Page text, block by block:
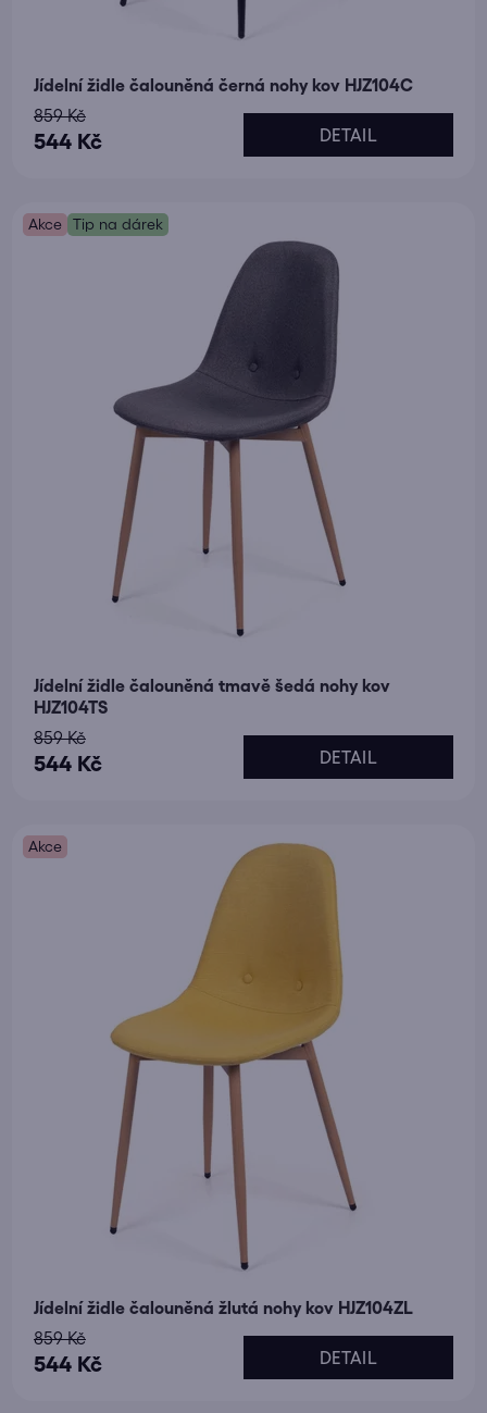
Jídelní židle čalouněná černá nohy kov HJZ104C
544 Kč
859 Kč
DETAIL
Akce Tip na dárek
Jídelní židle čalouněná tmavě šedá nohy kov
HJZ104TS
544 Kč
859 Kč
DETAIL
Akce
Jídelní židle čalouněná žlutá nohy kov HJZ104ZL
544 Kč
859 Kč
DETAIL